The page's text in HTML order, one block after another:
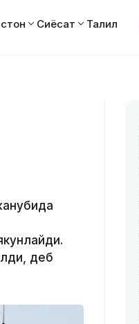
Сиёсат Таҳлил
деб